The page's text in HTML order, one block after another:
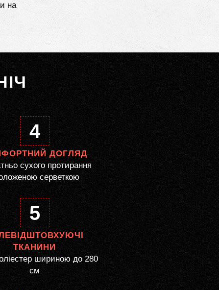
на
4
ДОГЛЯД
сухого протирання
серветкою
5
ТКАНИНИ
шириною до 280
см